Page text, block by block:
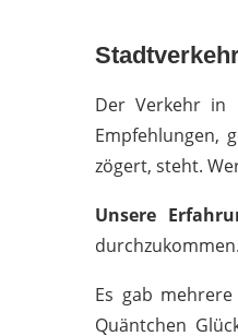
Der Verkehr in
Empfehlungen,
zögert, steht.
Unsere
Es gab
Quäntchen